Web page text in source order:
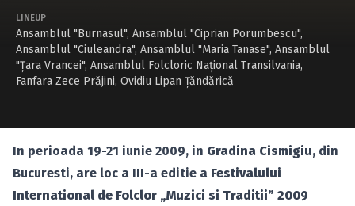
LINEUP
Ansamblul "Burnasul", Ansamblul "Ciprian Porumbescu",
Ansamblul "Ciuleandra", Ansamblul "Maria Tanase", Ansamblul
"Ţara Vrancei", Ansamblul Folcloric Național Transilvania,
Fanfara Zece Prăjini, Ovidiu Lipan Ţăndărică
In perioada 19-21 iunie 2009, in Gradina Cismigiu, din
Bucuresti, are loc a III-a editie a Festivalului
International de Folclor „Muzici si Traditii” 2009